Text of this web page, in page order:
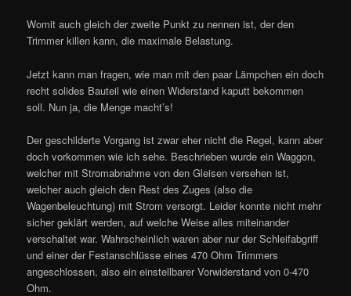
Womit auch gleich der zweite Punkt zu nennen ist, der den
Trimmer killen kann, die maximale Belastung.
Jetzt kann man fragen, wie man mit den paar Lämpchen ein doch
recht solides Bauteil wie einen Widerstand kaputt bekommen
soll. Nun ja, die Menge macht’s!
Der geschilderte Vorgang ist zwar eher nicht die Regel, kann aber
doch vorkommen wie ich sehe. Beschrieben wurde ein Waggon,
welcher mit Stromabnahme von den Gleisen versehen ist,
welcher auch gleich den Rest des Zuges (also die
Wagenbeleuchtung) mit Strom versorgt. Leider konnte nicht mehr
sicher geklärt werden, auf welche Weise alles miteinander
verschaltet war. Wahrscheinlich waren aber nur der Schleifabgriff
und einer der Festanschlüsse eines 470 Ohm Trimmers
angeschlossen, also ein einstellbarer Vorwiderstand von 0-470
Ohm.